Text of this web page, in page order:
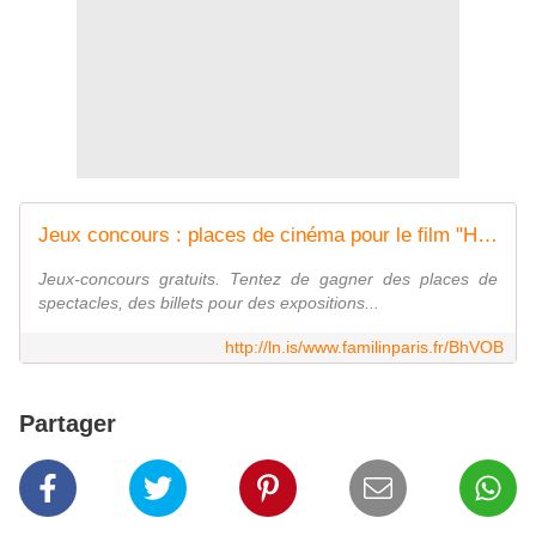
Jeux concours : places de cinéma pour le film "Heidi" - Linkis.com
Jeux-concours gratuits. Tentez de gagner des places de
spectacles, des billets pour des expositions...
http://ln.is/www.familinparis.fr/BhVOB
Partager